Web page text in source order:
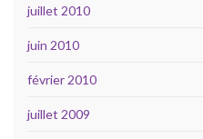
juillet 2010
juin 2010
février 2010
juillet 2009